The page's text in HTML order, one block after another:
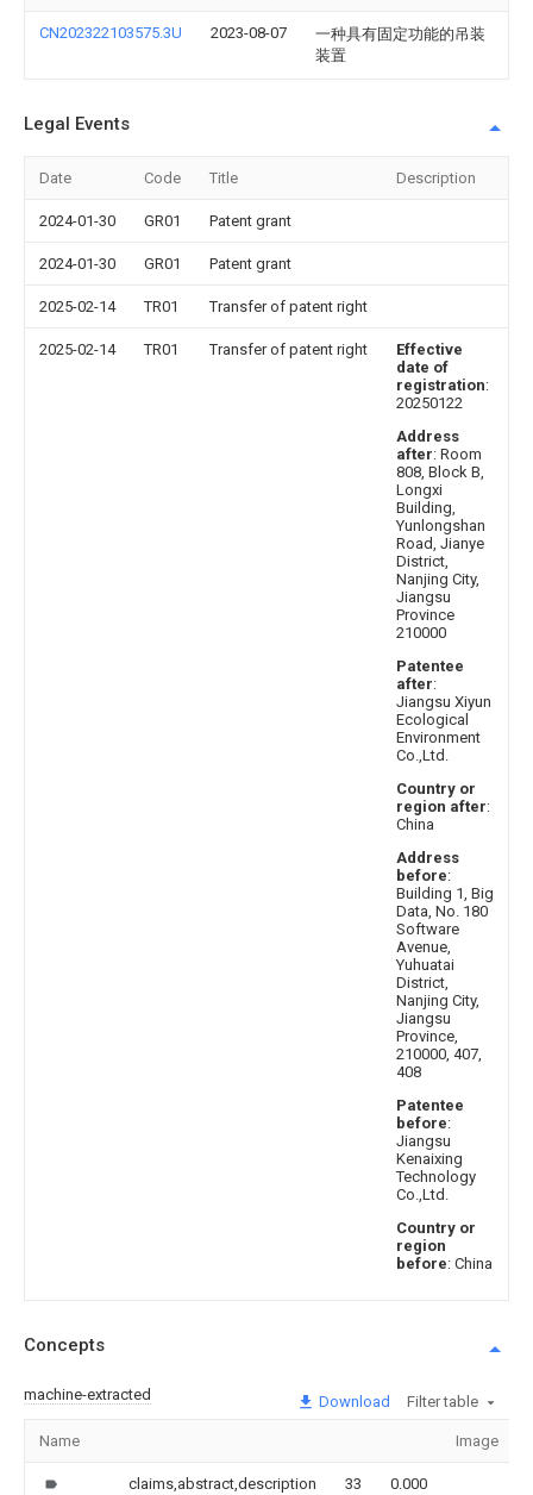
CN202322103575.3U 2023-08-07
一种具有固定功能的吊装
装置
Legal Events
Date Code Title Description
2024-01-30 GR01 Patent grant
2024-01-30 GR01 Patent grant
2025-02-14 TR01 Transfer of patent right
2025-02-14 TR01 Transfer of patent right
Effective
date of
registration:
20250122
Address
after: Room
808, Block B,
Longxi
Building,
Yunlongshan
Road, Jianye
District,
Nanjing City,
Jiangsu
Province
210000
Patentee
after:
Jiangsu Xiyun
Ecological
Environment
Co.,Ltd.
Country or
region after:
China
Address
before:
Building 1, Big
Data, No. 180
Software
Avenue,
Yuhuatai
District,
Nanjing City,
Jiangsu
Province,
210000, 407,
408
Patentee
before:
Jiangsu
Kenaixing
Technology
Co.,Ltd.
Country or
region
before: China
Concepts
machine-extracted Download Filter table
Name Image
claims,abstract,description 33 0.000